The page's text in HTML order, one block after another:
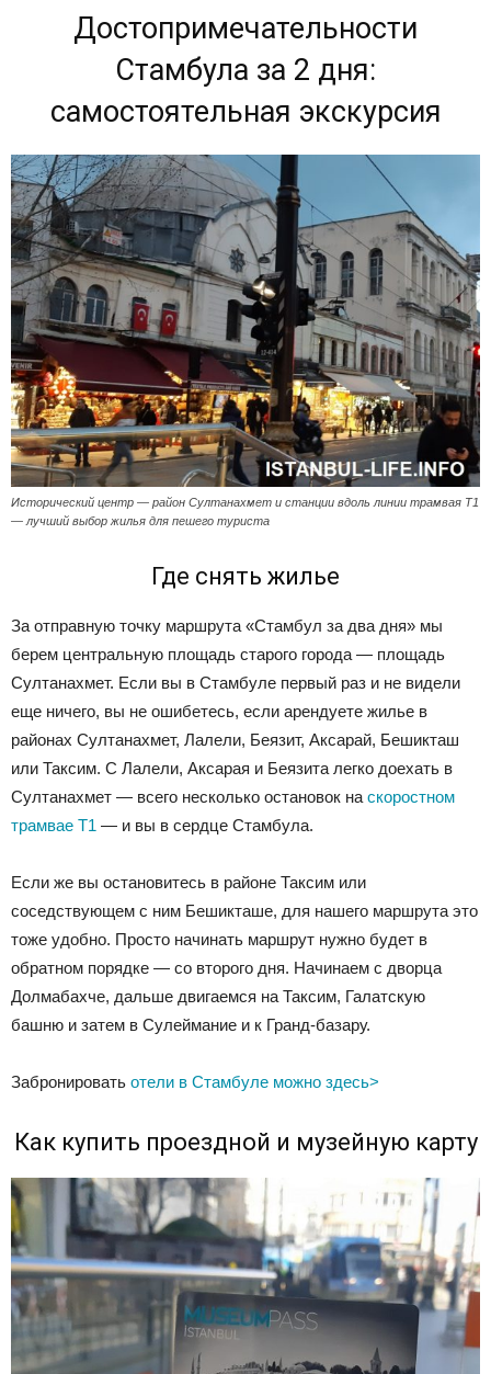
Достопримечательности
Стамбула за 2 дня:
самостоятельная экскурсия
Исторический центр — район Султанахмет и станции вдоль линии трамвая Т1
— лучший выбор жилья для пешего туриста
Где снять жилье
За отправную точку маршрута «Стамбул за два дня» мы
берем центральную площадь старого города — площадь
Султанахмет. Если вы в Стамбуле первый раз и не видели
еще ничего, вы не ошибетесь, если арендуете жилье в
районах Султанахмет, Лалели, Беязит, Аксарай, Бешикташ
или Таксим. С Лалели, Аксарая и Беязита легко доехать в
Султанахмет — всего несколько остановок на скоростном
трамвае Т1 — и вы в сердце Стамбула.
Если же вы остановитесь в районе Таксим или
соседствующем с ним Бешикташе, для нашего маршрута это
тоже удобно. Просто начинать маршрут нужно будет в
обратном порядке — со второго дня. Начинаем с дворца
Долмабахче, дальше двигаемся на Таксим, Галатскую
башню и затем в Сулеймание и к Гранд-базару.
Забронировать отели в Стамбуле можно здесь>
Как купить проездной и музейную карту